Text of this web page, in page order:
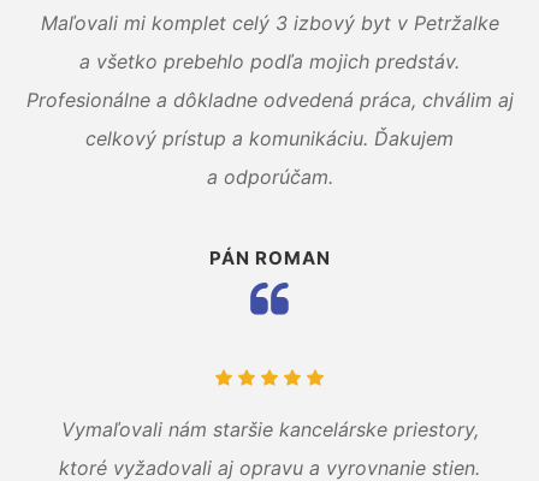
Maľovali mi komplet celý 3 izbový byt v Petržalke
a všetko prebehlo podľa mojich predstáv.
Profesionálne a dôkladne odvedená práca, chválim aj
celkový prístup a komunikáciu. Ďakujem
a odporúčam.
PÁN ROMAN
Vymaľovali nám staršie kancelárske priestory,
ktoré vyžadovali aj opravu a vyrovnanie stien.